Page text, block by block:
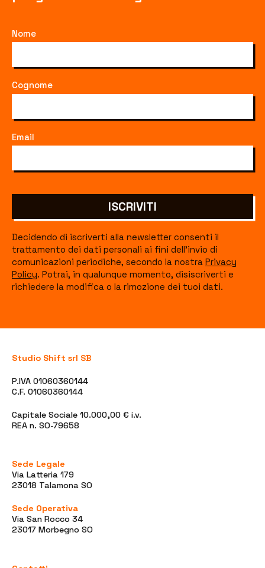
Nome
Cognome
Email
ISCRIVITI
Decidendo di iscriverti alla newsletter consenti il
trattamento dei dati personali ai fini dell'invio di
comunicazioni periodiche, secondo la nostra Privacy
Policy. Potrai, in qualunque momento, disiscriverti e
richiedere la modifica o la rimozione dei tuoi dati.
Studio Shift srl SB
P.IVA 01060360144
C.F. 01060360144
Capitale Sociale 10.000,00 € i.v.
REA n. SO-79658
Sede Legale
Via Latteria 179
23018 Talamona SO
Sede Operativa
Via San Rocco 34
23017 Morbegno SO